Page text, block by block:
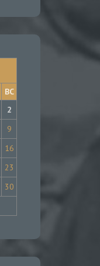
ВС
2
9
16
23
30